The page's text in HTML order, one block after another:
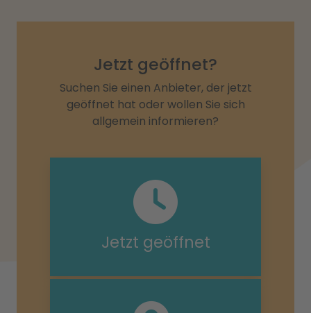
Jetzt geöffnet?
Suchen Sie einen Anbieter, der jetzt
geöffnet hat oder wollen Sie sich
allgemein informieren?
Jetzt geöffnet